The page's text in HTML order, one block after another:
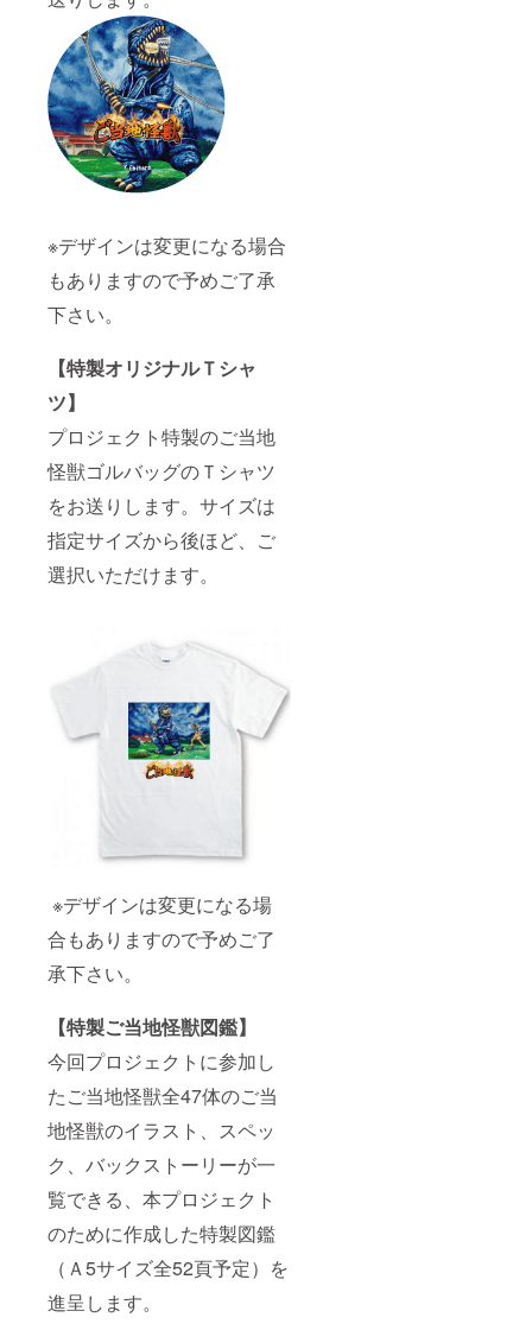
※デザインは変更になる場合
もありますので予めご了承
下さい。
【特製オリジナルＴシャ
ツ】
プロジェクト特製のご当地
怪獣ゴルバッグのＴシャツ
をお送りします。サイズは
指定サイズから後ほど、ご
選択いただけます。
※デザインは変更になる場
合もありますので予めご了
承下さい。
【特製ご当地怪獣図鑑】
今回プロジェクトに参加し
たご当地怪獣全47体のご当
地怪獣のイラスト、スペッ
ク、バックストーリーが一
覧できる、本プロジェクト
のために作成した特製図鑑
（Ａ5サイズ全52頁予定）を
進呈します。